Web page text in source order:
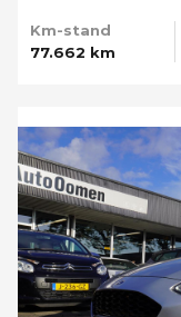
Km-stand
77.662 km